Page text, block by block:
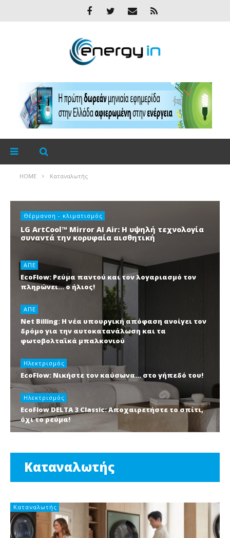
HOME Καταναλωτής
Θέρμανση - κλιματισμός
LG ArtCool™ Mirror AI Air: Η υψηλή τεχνολογία
συναντά την κορυφαία αισθητική
ΑΠΕ
EcoFlow: Ρεύμα παντού και τον λογαριασμό τον
πληρώνει… ο ήλιος!
ΑΠΕ
Net Billing: Η νέα υπουργική απόφαση ανοίγει τον
δρόμο για την αυτοκατανάλωση και τα
φωτοβολταϊκά μπαλκονιού
Ηλεκτρισμός
EcoFlow: Νικήστε τον καύσωνα… στο γήπεδό του!
Ηλεκτρισμός
EcoFlow DELTA 3 Classic: Αποχαιρετήστε το σπίτι,
όχι το ρεύμα!
Καταναλωτής
Καταναλωτής